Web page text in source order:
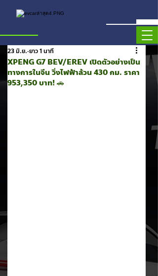
XPENG G7 BEV/EREV เปิดตัวอย่างเป็น
ทางการในจีน วิ่งไฟฟ้าล้วน 430 กม. ราคา
953,350 บาท! 🚗
23 มิ.ย. ยาว 1 นาที